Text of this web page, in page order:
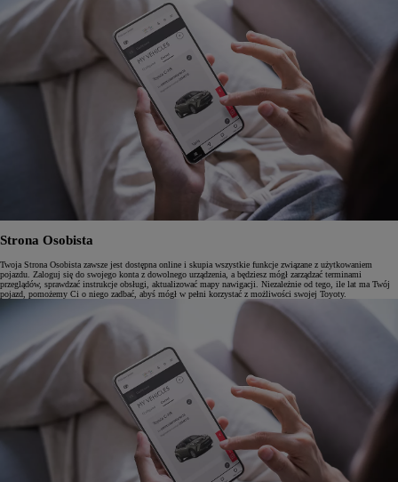
Strona Osobista
Twoja Strona Osobista zawsze jest dostępna online i skupia wszystkie funkcje związane z użytkowaniem
pojazdu. Zaloguj się do swojego konta z dowolnego urządzenia, a będziesz mógł zarządzać terminami
przeglądów, sprawdzać instrukcje obsługi, aktualizować mapy nawigacji. Niezależnie od tego, ile lat ma Twój
pojazd, pomożemy Ci o niego zadbać, abyś mógł w pełni korzystać z możliwości swojej Toyoty.